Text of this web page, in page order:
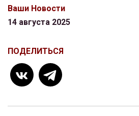
Ваши Новости
14 августа 2025
ПОДЕЛИТЬСЯ